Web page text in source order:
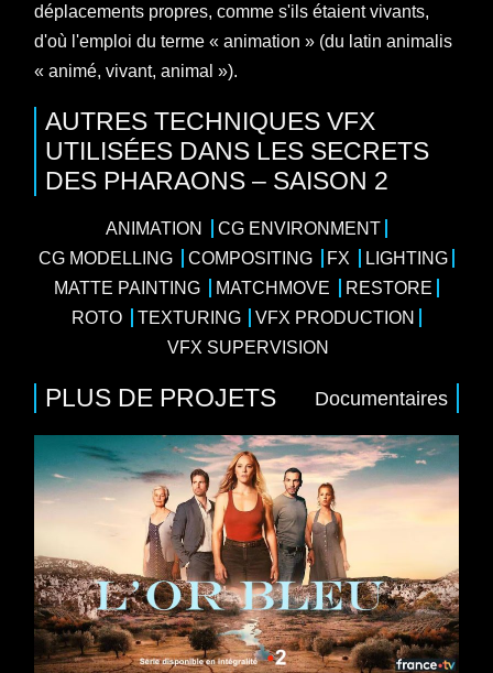
déplacements propres, comme s'ils étaient vivants,
d'où l'emploi du terme « animation » (du latin animalis
« animé, vivant, animal »).
AUTRES TECHNIQUES VFX
UTILISÉES DANS LES SECRETS
DES PHARAONS – SAISON 2
ANIMATION
CG ENVIRONMENT
CG MODELLING
COMPOSITING FX
LIGHTING
MATTE PAINTING
MATCHMOVE
RESTORE
ROTO
TEXTURING
VFX PRODUCTION
VFX SUPERVISION
PLUS DE PROJETS Documentaires
Séries
8 x 52
Saga familiale/ Drame/Thriller
Casting : Barbara Probst, Tom Leeb, Valérie Karsenti, Marie
Kremer, Samir
Production : Banijay France, France Télévisions